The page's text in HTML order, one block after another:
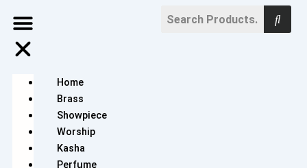
to
content
Home
Brass
Showpiece
Worship
Kasha
Perfume